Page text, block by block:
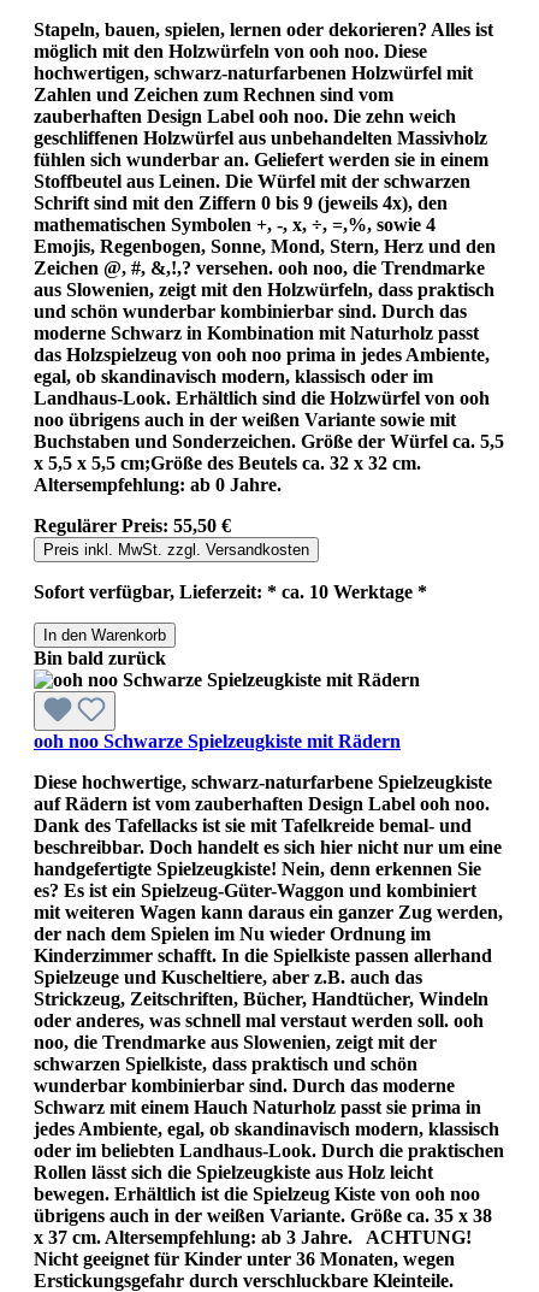
Stapeln, bauen, spielen, lernen oder dekorieren? Alles ist
möglich mit den Holzwürfeln von ooh noo. Diese
hochwertigen, schwarz-naturfarbenen Holzwürfel mit
Zahlen und Zeichen zum Rechnen sind vom
zauberhaften Design Label ooh noo. Die zehn weich
geschliffenen Holzwürfel aus unbehandelten Massivholz
fühlen sich wunderbar an. Geliefert werden sie in einem
Stoffbeutel aus Leinen. Die Würfel mit der schwarzen
Schrift sind mit den Ziffern 0 bis 9 (jeweils 4x), den
mathematischen Symbolen +, -, x, ÷, =,%, sowie 4
Emojis, Regenbogen, Sonne, Mond, Stern, Herz und den
Zeichen @, #, &,!,? versehen. ooh noo, die Trendmarke
aus Slowenien, zeigt mit den Holzwürfeln, dass praktisch
und schön wunderbar kombinierbar sind. Durch das
moderne Schwarz in Kombination mit Naturholz passt
das Holzspielzeug von ooh noo prima in jedes Ambiente,
egal, ob skandinavisch modern, klassisch oder im
Landhaus-Look. Erhältlich sind die Holzwürfel von ooh
noo übrigens auch in der weißen Variante sowie mit
Buchstaben und Sonderzeichen. Größe der Würfel ca. 5,5
x 5,5 x 5,5 cm;Größe des Beutels ca. 32 x 32 cm.
Altersempfehlung: ab 0 Jahre.
Regulärer Preis: 55,50 €
Preis inkl. MwSt. zzgl. Versandkosten
Sofort verfügbar, Lieferzeit: * ca. 10 Werktage *
In den Warenkorb
Bin bald zurück
ooh noo Schwarze Spielzeugkiste mit Rädern
Diese hochwertige, schwarz-naturfarbene Spielzeugkiste
auf Rädern ist vom zauberhaften Design Label ooh noo.
Dank des Tafellacks ist sie mit Tafelkreide bemal- und
beschreibbar. Doch handelt es sich hier nicht nur um eine
handgefertigte Spielzeugkiste! Nein, denn erkennen Sie
es? Es ist ein Spielzeug-Güter-Waggon und kombiniert
mit weiteren Wagen kann daraus ein ganzer Zug werden,
der nach dem Spielen im Nu wieder Ordnung im
Kinderzimmer schafft. In die Spielkiste passen allerhand
Spielzeuge und Kuscheltiere, aber z.B. auch das
Strickzeug, Zeitschriften, Bücher, Handtücher, Windeln
oder anderes, was schnell mal verstaut werden soll. ooh
noo, die Trendmarke aus Slowenien, zeigt mit der
schwarzen Spielkiste, dass praktisch und schön
wunderbar kombinierbar sind. Durch das moderne
Schwarz mit einem Hauch Naturholz passt sie prima in
jedes Ambiente, egal, ob skandinavisch modern, klassisch
oder im beliebten Landhaus-Look. Durch die praktischen
Rollen lässt sich die Spielzeugkiste aus Holz leicht
bewegen. Erhältlich ist die Spielzeug Kiste von ooh noo
übrigens auch in der weißen Variante. Größe ca. 35 x 38
x 37 cm. Altersempfehlung: ab 3 Jahre. ACHTUNG!
Nicht geeignet für Kinder unter 36 Monaten, wegen
Erstickungsgefahr durch verschluckbare Kleinteile.